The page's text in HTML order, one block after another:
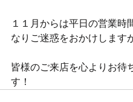
１１月からは平日の営業時
なりご迷惑をおかけします
皆様のご来店を心よりお待
す！